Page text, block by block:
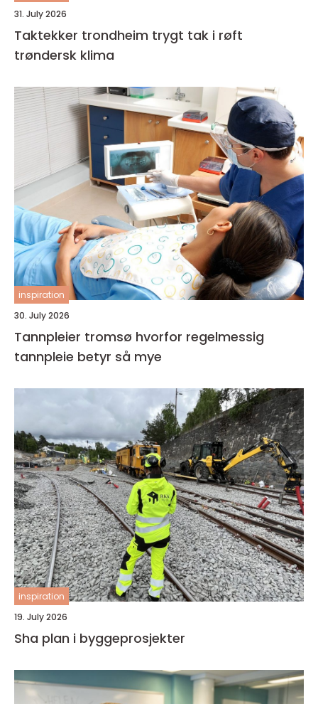
31. July 2026
Taktekker trondheim trygt tak i røft
trøndersk klima
inspiration
30. July 2026
Tannpleier tromsø hvorfor regelmessig
tannpleie betyr så mye
inspiration
19. July 2026
Sha plan i byggeprosjekter